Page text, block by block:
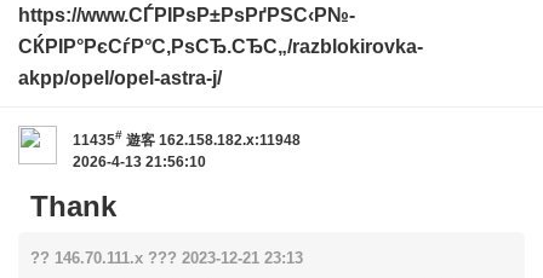
https://www.СЃРІРѕР±РѕРґРЅС‹Р№-
СЌРІР°РєСѓР°С‚РѕСЂ.СЂС„/razblokirovka-
akpp/opel/opel-astra-j/
11435# 遊客 162.158.182.x:11948
2026-4-13 21:56:10
Thank
?? 146.70.111.x ??? 2023-12-21 23:13